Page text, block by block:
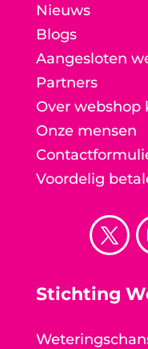
Nieuws
Blogs
Aangesloten
Partners
Over webshop
Onze mensen
Voordelig
Stichting